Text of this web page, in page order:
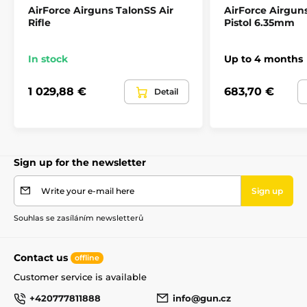
Safety
Quickfill
Regulator Yes
AirForce Airguns TalonSS Air
Rifle
In stock
1 029,88 € Detail
AirForce
Pistol 6.35mm
Up to 4 months
683,70 €
Sign up for the newsletter
Write your e-mail here Sign up
Souhlas se zasíláním newsletterů
Contact us offline
Customer service is available
+420777811888
info@gun.cz